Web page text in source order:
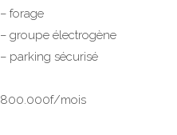
– forage
– groupe électrogène
– parking sécurisé
800.000f/mois